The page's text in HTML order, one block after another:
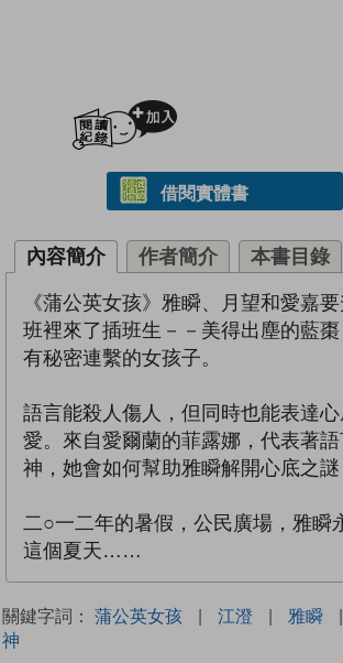
借閱實體書
內容簡介 作者簡介 本書目錄
《蒲公英女孩》雅瞬、月望和愛嘉要
班裡來了插班生－－美得出塵的藍
有秘密連繫的女孩子。
語言能殺人傷人，但同時也能表達
愛。來自愛爾蘭的菲露娜，代表著
神，她會如何幫助雅瞬解開心底之謎
二○一二年的暑假，公民廣場，雅瞬
這個夏天……
關鍵字詞： 蒲公英女孩 | 江澄 | 雅瞬 |
神